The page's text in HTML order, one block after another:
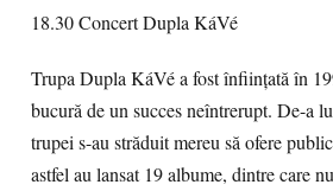
18.30 Concert Dupla KáVé
Trupa Dupla KáVé a fost înființată în
bucură de un succes neîntrerupt. De-a
trupei s-au străduit mereu să ofere
astfel au lansat 19 albume, dintre care